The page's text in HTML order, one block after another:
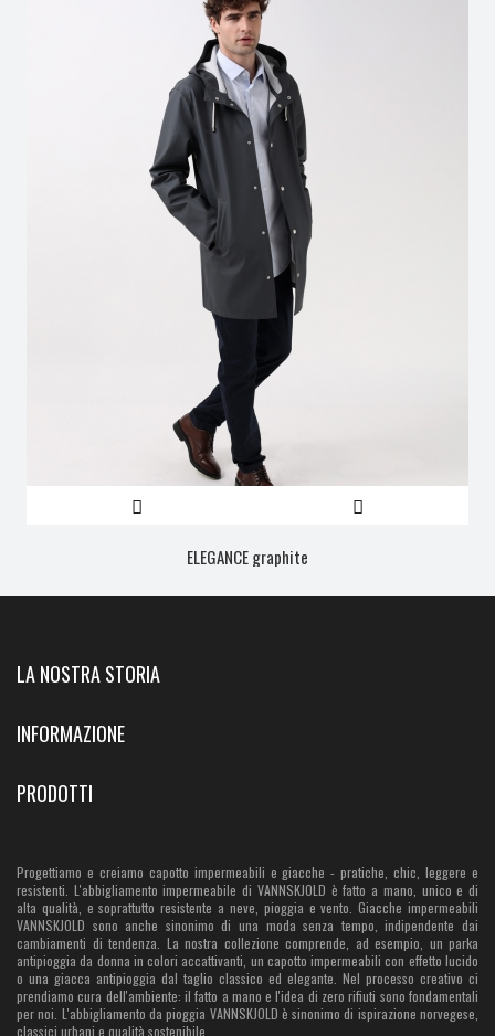
ELEGANCE graphite
LA NOSTRA STORIA
INFORMAZIONE
PRODOTTI
Progettiamo e creiamo capotto impermeabili e giacche - pratiche, chic, leggere e
resistenti. L'abbigliamento impermeabile di VANNSKJOLD è fatto a mano, unico e di
alta qualità, e soprattutto resistente a neve, pioggia e vento. Giacche impermeabili
VANNSKJOLD sono anche sinonimo di una moda senza tempo, indipendente dai
cambiamenti di tendenza. La nostra collezione comprende, ad esempio, un parka
antipioggia da donna in colori accattivanti, un capotto impermeabili con effetto lucido
o una giacca antipioggia dal taglio classico ed elegante. Nel processo creativo ci
prendiamo cura dell'ambiente: il fatto a mano e l'idea di zero rifiuti sono fondamentali
per noi. L'abbigliamento da pioggia VANNSKJOLD è sinonimo di ispirazione norvegese,
classici urbani e qualità sostenibile.